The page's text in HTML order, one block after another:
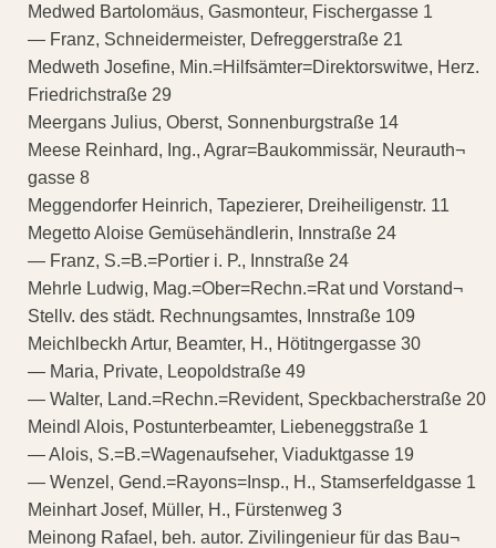
Medwed Bartolomäus, Gasmonteur, Fischergasse 1
— Franz, Schneidermeister, Defreggerstraße 21
Medweth Josefine, Min.=Hilfsämter=Direktorswitwe, Herz.
Friedrichstraße 29
Meergans Julius, Oberst, Sonnenburgstraße 14
Meese Reinhard, Ing., Agrar=Baukommissär, Neurauth¬
gasse 8
Meggendorfer Heinrich, Tapezierer, Dreiheiligenstr. 11
Megetto Aloise Gemüsehändlerin, Innstraße 24
— Franz, S.=B.=Portier i. P., Innstraße 24
Mehrle Ludwig, Mag.=Ober=Rechn.=Rat und Vorstand¬
Stellv. des städt. Rechnungsamtes, Innstraße 109
Meichlbeckh Artur, Beamter, H., Hötitngergasse 30
— Maria, Private, Leopoldstraße 49
— Walter, Land.=Rechn.=Revident, Speckbacherstraße 20
Meindl Alois, Postunterbeamter, Liebeneggstraße 1
— Alois, S.=B.=Wagenaufseher, Viaduktgasse 19
— Wenzel, Gend.=Rayons=Insp., H., Stamserfeldgasse 1
Meinhart Josef, Müller, H., Fürstenweg 3
Meinong Rafael, beh. autor. Zivilingenieur für das Bau¬